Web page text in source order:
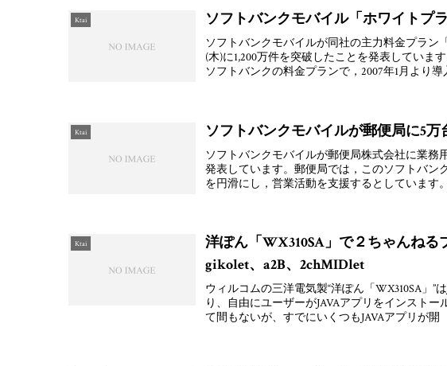
Ktai ソフトバンクモバイル「ホワイトプ
ソフトバンクモバイルが同社の主力料金プラン
(木)に1,200万件を突破したことを発表していま
ソフトバンクの料金プランで，2007年1月より導
Ktai ソフトバンクモバイルが郵便局に5
ソフトバンクモバイルが郵便局株式会社に業務
発表しています。郵便局では，このソフトバン
を円滑にし，営業活動を支援するとしています
Ktai
洋ぽん「WX310SA」で２ちゃんねる
gikolet、a2B、2chMIDlet
ウィルコムの三洋電気製“洋ぽん「WX310SA」”
り、自由にユーザーがJAVAアプリをインスト
て間もないが、すでにいくつもJAVAアプリが開